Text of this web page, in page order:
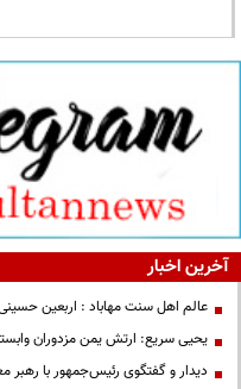
آخرین اخبار
عالم اهل سنت مهاباد : اربعین
یحیی سریع: ارتش یمن مزدوران
دیدار و گفتگوی رئیس‌جمهور با رهبر